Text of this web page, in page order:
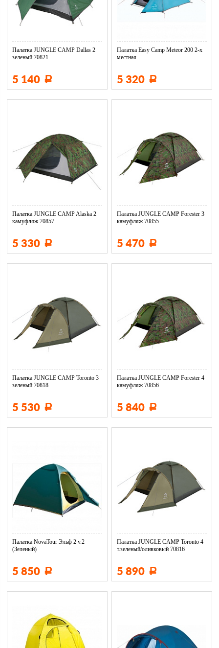
Палатка JUNGLE CAMP Dallas 2
зеленый 70821
5 140 Р
Палатка Easy Camp Meteor 200 2-х
местная
5 320 Р
Палатка JUNGLE CAMP Alaska 2
камуфляж 70857
5 330 Р
Палатка JUNGLE CAMP Forester 3
камуфляж 70855
5 470 Р
Палатка JUNGLE CAMP Toronto 3
зеленый 70818
5 530 Р
Палатка JUNGLE CAMP Forester 4
камуфляж 70856
5 840 Р
Палатка NovaTour Эльф 2 v.2
(Зеленый)
5 850 Р
Палатка JUNGLE CAMP Toronto 4
т.зеленый/оливковый 70816
5 890 Р